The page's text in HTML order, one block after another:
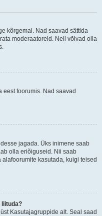
kõrgemal. Nad saavad sättida
moderaatoreid. Neil võivad olla
eest foorumis. Nad saavad
jagada. Üks inimene saab
olla eriõiguseid. Nii saab
kasutada, kuigi teised
liituda?
Kasutajagruppide alt. Seal saad